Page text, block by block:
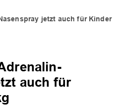
jetzt auch für Kinder
auch für